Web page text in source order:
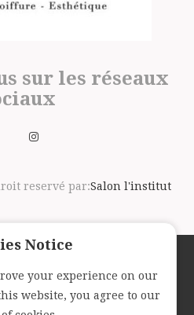
sur les réseaux
reservé par:Salon l'institut
la newsletter
Notice
your experience on our
website, you agree to our